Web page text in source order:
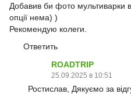
Добавив би фото мультиварки в
опції нема) )
Рекомендую колеги.
Ответить
ROADTRIP
25.09.2025 в 10:51
Ростислав, Дякуємо за